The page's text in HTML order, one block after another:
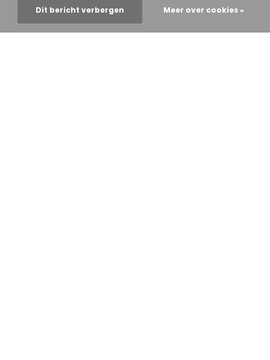
Dit bericht verbergen Meer over cookies »